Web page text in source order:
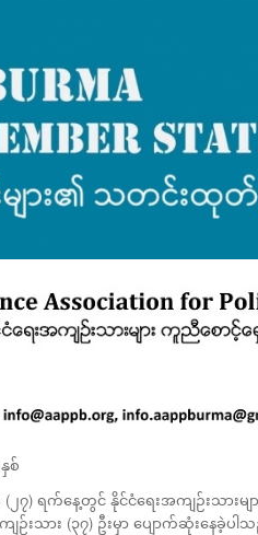
စ်
၇) ရက်နေ့တွင် နိုင်ငံရေးအကျဉ်းသား
ဉ်းသား (၃၇) ဦးမှာ ပျောက်ဆုံးနေခဲ့ပ